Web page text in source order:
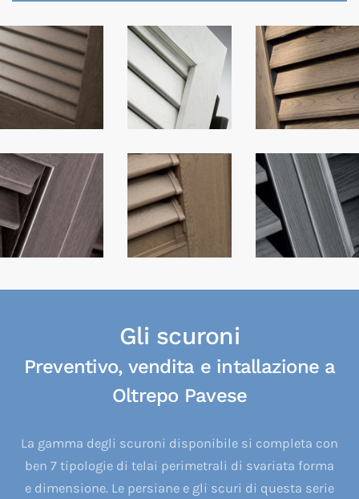
Gli scuroni
Preventivo, vendita e intallazione a
Oltrepo Pavese
La gamma degli scuroni disponibile si completa con
ben 7 tipologie di telai perimetrali di svariata forma
e dimensione. Le persiane e gli scuri di questa serie